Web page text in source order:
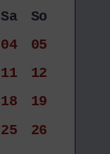
Sa
So
04
05
11
12
18
19
25
26